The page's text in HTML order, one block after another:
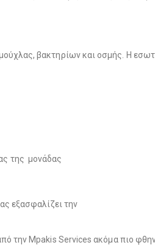
βακτηρίων και οσμής. Η
της μονάδας
εξασφαλίζει την
την Μpakis Services ακόμα πιο